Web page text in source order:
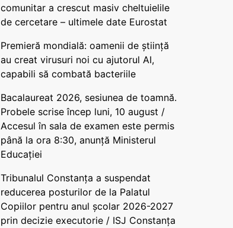
comunitar a crescut masiv cheltuielile
de cercetare – ultimele date Eurostat
Premieră mondială: oamenii de știință
au creat virusuri noi cu ajutorul AI,
capabili să combată bacteriile
Bacalaureat 2026, sesiunea de toamnă.
Probele scrise încep luni, 10 august /
Accesul în sala de examen este permis
până la ora 8:30, anunță Ministerul
Educației
Tribunalul Constanța a suspendat
reducerea posturilor de la Palatul
Copiilor pentru anul școlar 2026-2027
prin decizie executorie / ISJ Constanța